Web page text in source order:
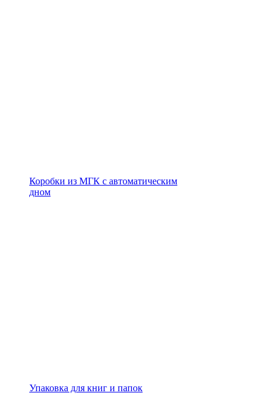
Коробки из МГК с автоматическим
дном
Упаковка для книг и папок